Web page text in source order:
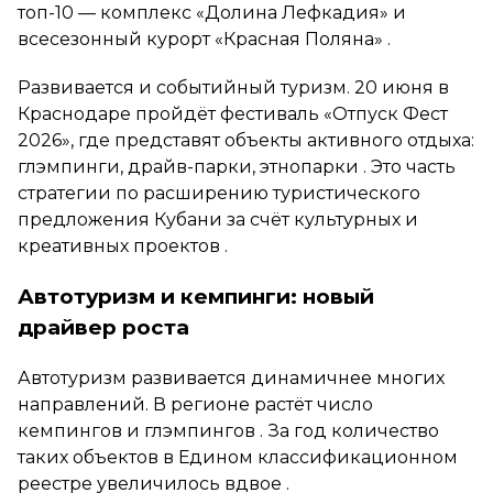
топ-10 — комплекс «Долина Лефкадия» и
всесезонный курорт «Красная Поляна» .
Развивается и событийный туризм. 20 июня в
Краснодаре пройдёт фестиваль «Отпуск Фест
2026», где представят объекты активного отдыха:
глэмпинги, драйв-парки, этнопарки . Это часть
стратегии по расширению туристического
предложения Кубани за счёт культурных и
креативных проектов .
Автотуризм и кемпинги: новый
драйвер роста
Автотуризм развивается динамичнее многих
направлений. В регионе растёт число
кемпингов и глэмпингов . За год количество
таких объектов в Едином классификационном
реестре увеличилось вдвое .